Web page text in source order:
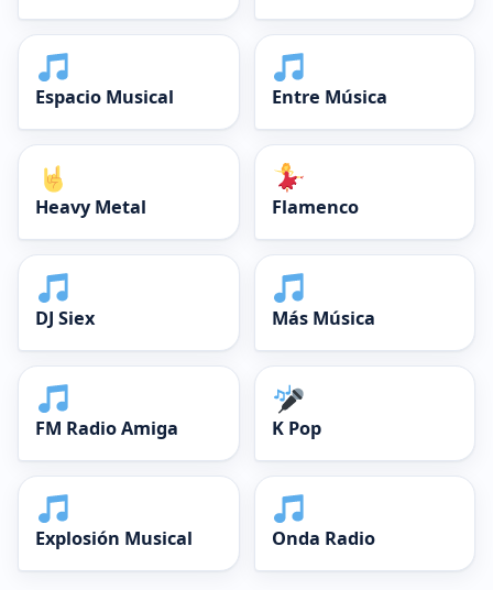
Espacio Musical Entre Música
Heavy Metal Flamenco
DJ Siex Más Música
FM Radio Amiga K Pop
Explosión Musical Onda Radio